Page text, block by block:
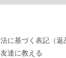
に基づく表記（返
達に教える